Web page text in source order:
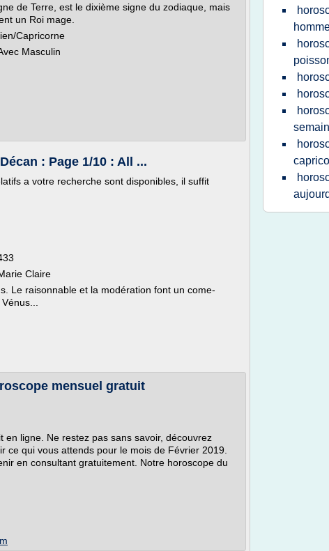
de Terre, est le dixième signe du zodiaque, mais
un Roi mage.
Capricorne
Masculin
: Page 1/10 : All ...
a votre recherche sont disponibles, il suffit
Claire
Le raisonnable et la modération font un come-
mensuel gratuit
en ligne. Ne restez pas sans savoir, découvrez
ce qui vous attends pour le mois de Février 2019.
en consultant gratuitement. Notre horoscope du